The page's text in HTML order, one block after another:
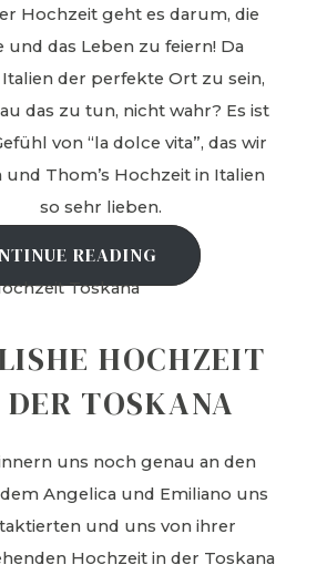
Hochzeit geht es darum, die
und das Leben zu feiern! Da
der perfekte Ort zu sein,
das zu tun, nicht wahr? Es ist
von “la dolce vita”, das wir
und Thom’s Hochzeit in Italien
so sehr lieben.
READING
HOCHZEIT
TOSKANA
uns noch genau an den
Angelica und Emiliano uns
und uns von ihrer
Hochzeit in der Toskana